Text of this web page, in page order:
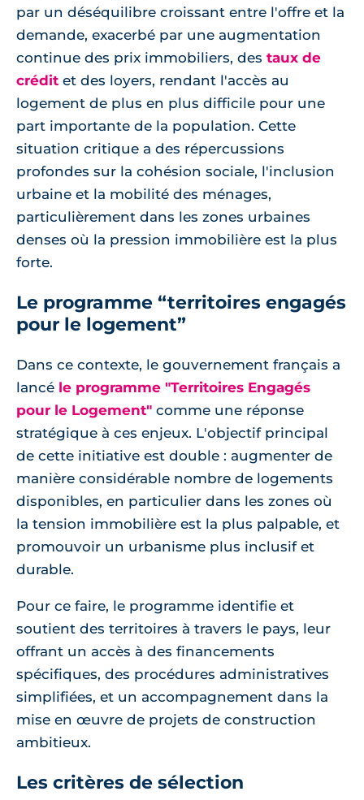
par un déséquilibre croissant entre l'offre et la
demande, exacerbé par une augmentation
continue des prix immobiliers, des taux de
crédit et des loyers, rendant l'accès au
logement de plus en plus difficile pour une
part importante de la population. Cette
situation critique a des répercussions
profondes sur la cohésion sociale, l'inclusion
urbaine et la mobilité des ménages,
particulièrement dans les zones urbaines
denses où la pression immobilière est la plus
forte.
Le programme “territoires engagés
pour le logement”
Dans ce contexte, le gouvernement français a
lancé le programme "Territoires Engagés
pour le Logement" comme une réponse
stratégique à ces enjeux. L'objectif principal
de cette initiative est double : augmenter de
manière considérable nombre de logements
disponibles, en particulier dans les zones où
la tension immobilière est la plus palpable, et
promouvoir un urbanisme plus inclusif et
durable.
Pour ce faire, le programme identifie et
soutient des territoires à travers le pays, leur
offrant un accès à des financements
spécifiques, des procédures administratives
simplifiées, et un accompagnement dans la
mise en œuvre de projets de construction
ambitieux.
Les critères de sélection